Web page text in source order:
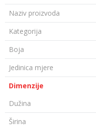
Naziv proizvoda
Kategorija
Boja
Jedinica mjere
Dimenzije
Dužina
Širina